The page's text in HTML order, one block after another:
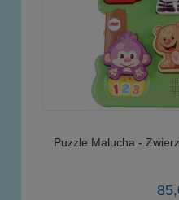
Puzzle Malucha -